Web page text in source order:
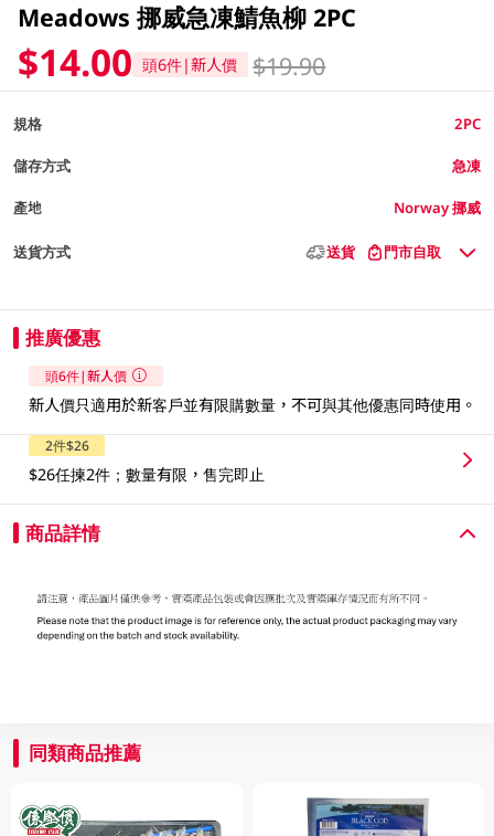
Meadows 挪威急凍鯖魚柳 2PC
$14.00 頭6件|新人價 $19.90
規格 2PC
儲存方式 急凍
產地 Norway 挪威
送貨方式 送貨 門市自取
推廣優惠
頭6件|新人價
新人價只適用於新客戶並有限購數量，不可與其他優惠同時使用。​
2件$26
$26任揀2件；數量有限，售完即止
商品詳情
同類商品推薦